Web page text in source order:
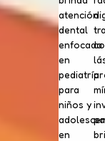
atención
dental
enfocada
en
pediatría
para
niños y
en